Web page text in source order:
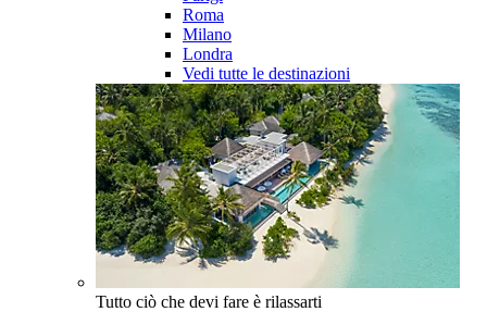
Roma
Milano
Londra
Vedi tutte le destinazioni
Tutto ciò che devi fare è rilassarti